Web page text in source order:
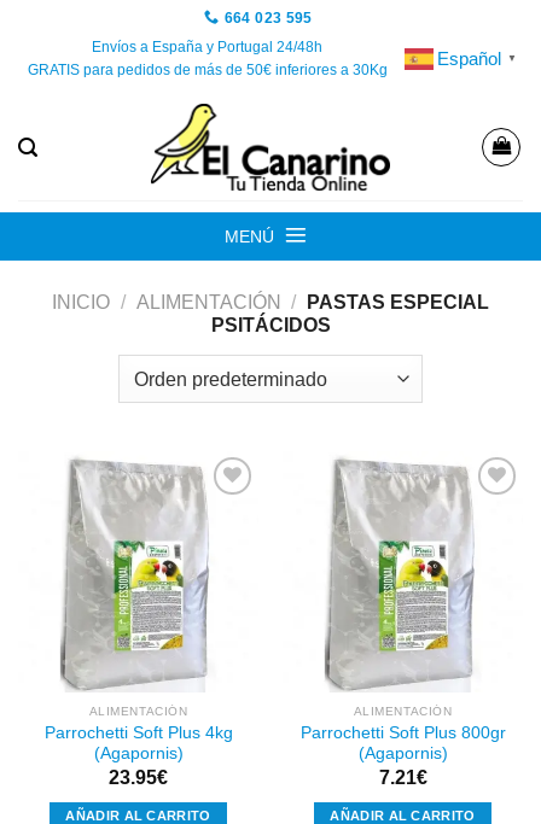
contenido
664 023 595
Envíos a España y Portugal 24/48h
GRATIS para pedidos de más de 50€ inferiores a 30Kg
Español ▼
MENÚ
INICIO / ALIMENTACIÓN /
PASTAS ESPECIAL
PSITÁCIDOS
Añadir
lista de
deseos
ALIMENTACIÓN
Parrochetti Soft Plus 4kg
(Agapornis)
23.95€
AÑADIR AL CARRITO
Añadir
lista de
deseos
ALIMENTACIÓN
Parrochetti Soft Plus 800gr
(Agapornis)
7.21€
AÑADIR AL CARRITO